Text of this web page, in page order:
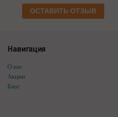
ОСТАВИТЬ ОТЗЫВ
Навигация
О нас
Акции
Блог